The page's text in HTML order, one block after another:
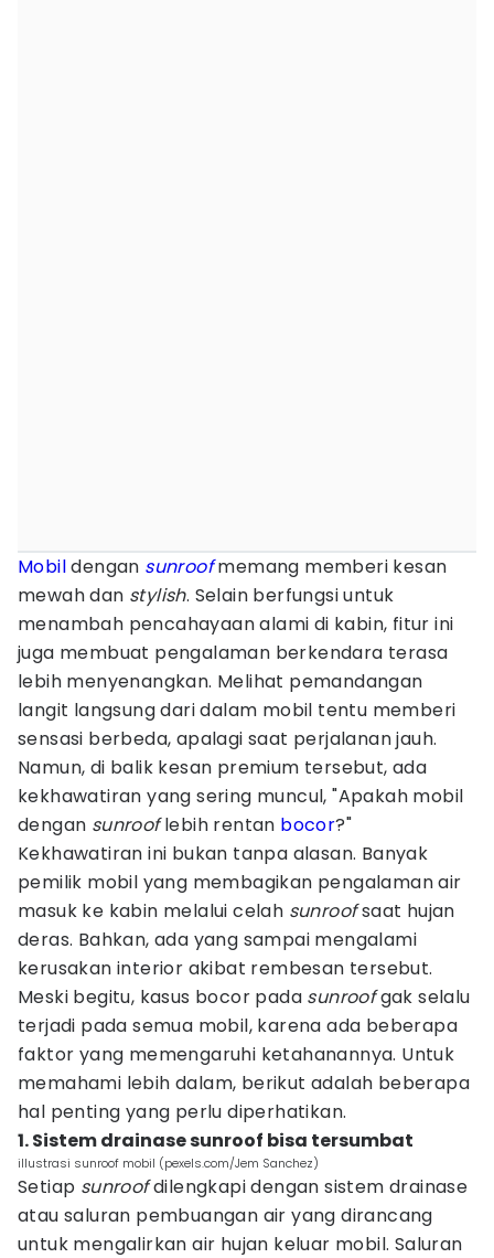
Mobildengan sunroof memang memberi kesan
mewah dan stylish. Selain berfungsi untuk
menambah pencahayaan alami di kabin, fitur ini
juga membuat pengalaman berkendara terasa
lebih menyenangkan. Melihat pemandangan
langit langsung dari dalam mobil tentu memberi
sensasi berbeda, apalagi saat perjalanan jauh.
Namun, di balik kesan premium tersebut, ada
kekhawatiran yang sering muncul, "Apakah mobil
dengan sunrooflebih rentan bocor?"
Kekhawatiran ini bukan tanpa alasan. Banyak
pemilik mobil yang membagikan pengalaman air
masuk ke kabin melalui celah sunroofsaat hujan
deras. Bahkan, ada yang sampai mengalami
kerusakan interior akibat rembesan tersebut.
Meski begitu, kasus bocor pada sunroofgak selalu
terjadi pada semua mobil, karena ada beberapa
faktor yang memengaruhi ketahanannya. Untuk
memahami lebih dalam, berikut adalah beberapa
hal penting yang perlu diperhatikan.
1. Sistem drainase sunroof bisa tersumbat
illustrasi sunroof mobil (pexels.com/Jem Sanchez)
Setiap sunroofdilengkapi dengan sistem drainase
atau saluran pembuangan air yang dirancang
untuk mengalirkan air hujan keluar mobil. Saluran